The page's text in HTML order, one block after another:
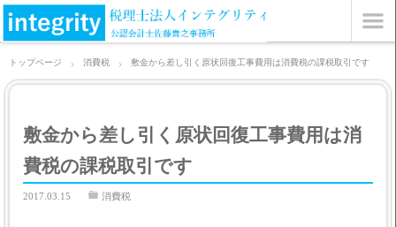
トップページ 消費税 敷金から差し引く原状回復工事費用は消費税の課税取引です
敷金から差し引く原状回復工事費用は消
費税の課税取引です
2017.03.15 消費税